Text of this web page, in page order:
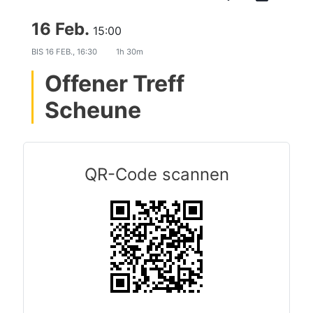
16 Feb. 15:00
BIS 16 FEB., 16:30 1h 30m
Offener Treff
Scheune
QR-Code scannen